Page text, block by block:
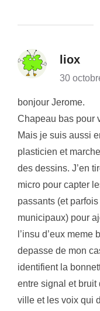
liox
30
bonjour Jerome.
Chapeau bas pour
Mais je suis aussi
plasticien et
des dessins. J’en
micro pour capter
passants (et
municipaux) pour
l’insu d’eux
depasse de mon
identifient la
entre signal et bruit
ville et les voix qui